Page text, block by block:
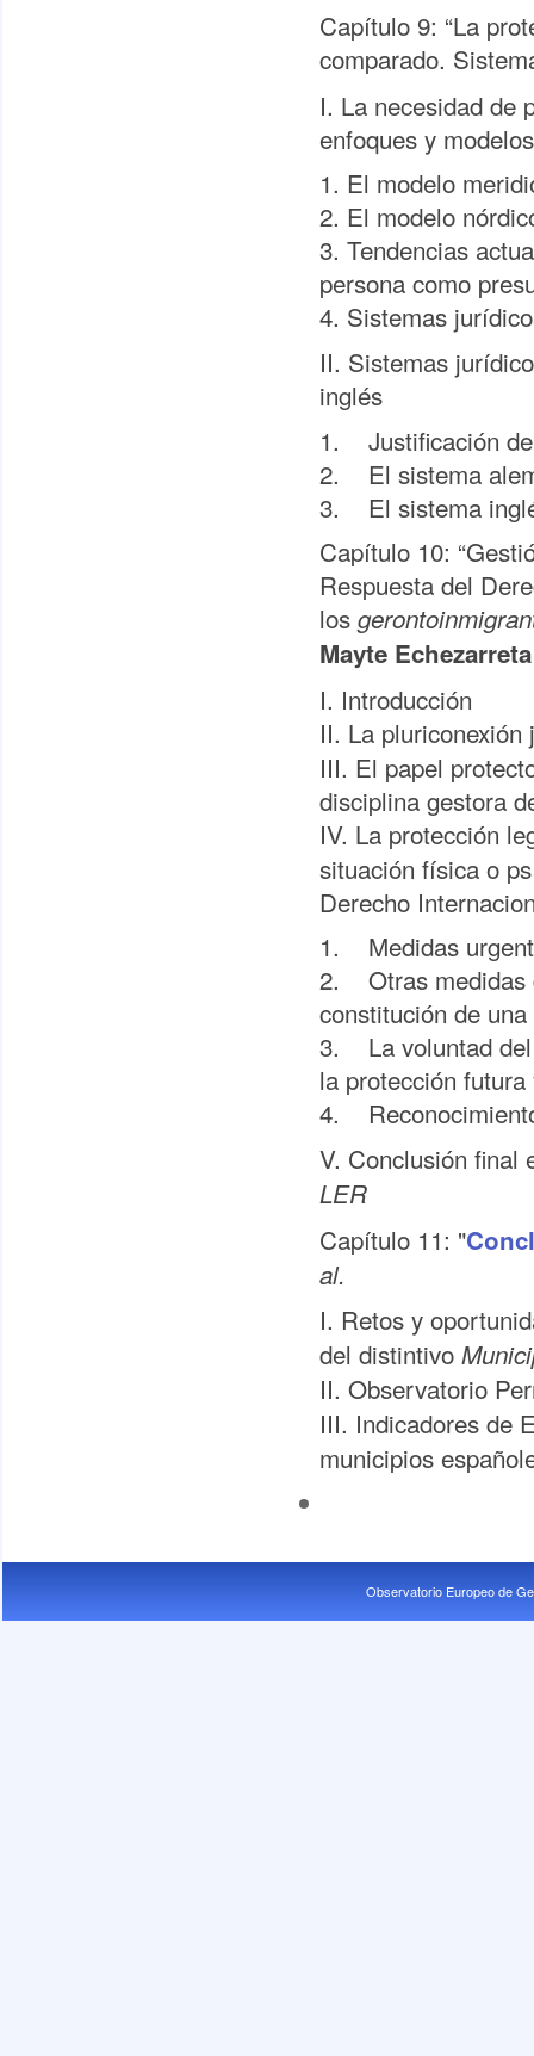
Capítulo 9: “La
comparado.
I. La necesidad de
enfoques y modelos
1. El modelo
2. El modelo
3. Tendencias
persona como
4. Sistemas
II. Sistemas
inglés
1. Justificación
2. El sistema
3. El sistema
Capítulo 10:
Respuesta del
los
Mayte
I. Introducción
II. La
III. El papel
disciplina gestora
IV. La protección
situación física o
Derecho
1. Medidas
2. Otras medidas
constitución de
3. La voluntad del
la protección
4.
V. Conclusión final
LER
Capítulo 11: "
al.
I. Retos y
del distintivo
II. Observatorio
III. Indicadores de
municipios
Observatorio Europeo de